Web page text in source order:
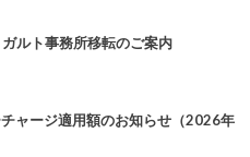
ルト事務所移転のご案内
ャージ適用額のお知らせ（2026年